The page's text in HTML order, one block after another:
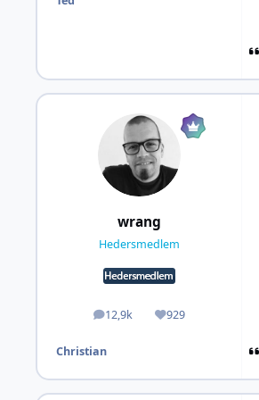
wrang
Hedersmedlem
12,9k
Inlägg 929
Omdöme
Christian